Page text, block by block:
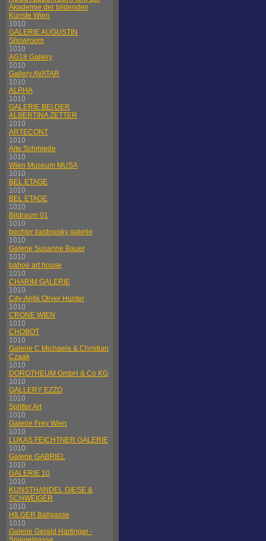
Akademie der bildenden
Künste Wien
1010
GALERIE AUGUSTIN
Showroom
1010
AG18 Gallery
1010
Gallery AVATAR
1010
ALPHA
1010
GALERIE BEI DER
ALBERTINA ZETTER
1010
ARTECONT
1010
Alte Schmiede
1010
Wien Museum MUSA
1010
BEL ETAGE
1010
BEL ETAGE
1010
Bildraum 01
1010
bechter kastowsky galerie
1010
Galerie Susanne Bauer
1010
bahoe art house
1010
CHARIM GALERIE
1010
City-Antik Oliver Hunter
1010
CRONE WIEN
1010
CHOBOT
1010
Galerie C Michaela & Christian
Czaak
1010
DOROTHEUM GmbH & Co KG
1010
GALLERY EZZO
1010
Splitter Art
1010
Galerie Frey Wien
1010
LUKAS FEICHTNER GALERIE
1010
Galerie GABRIEL
1010
GALERIE 10
1010
KUNSTHANDEL GIESE &
SCHWEIGER
1010
HILGER Ballgasse
1010
Galerie Gerald Hartinger -